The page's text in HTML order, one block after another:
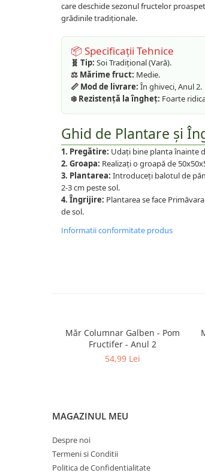
Trandafiri copac
Trandafiri pomisor plangator
Trandafiri urcatori
care deschide sezonul fructelor
grădinile tradiționale.
📦 Specificații Tehnice
🧬 Tip: Soi Tradițional (Vară).
⚖️ Mărime fruct: Medie.
📏 Mod de livrare: În ghiveci, Anul 2.
❄️ Rezistență la îngheț: Foarte
Ghid de Plantare și
1. Pregătire: Udați bine planta înainte
2. Groapa: Realizați o groapă de
3. Plantarea: Introduceți balotul de
2-3 cm peste sol.
4. Îngrijire: Plantarea se face
de sol.
Informatii conformitate produs
Măr Columnar Galben - Pom
Fructifer - Anul 2
54,99 Lei
MAGAZINUL MEU
Despre noi
Termeni si Conditii
Politica de Confidentialitate